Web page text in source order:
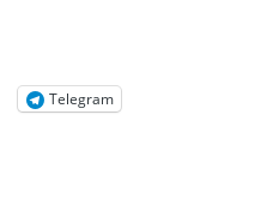
Telegram